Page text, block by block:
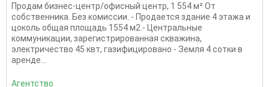
Продам бизнес-центр/офисный центр, 1 554 м² От
собственника. Без комиссии. - Продается здание 4 этажа и
цоколь общая площадь 1554 м2 - Центральные
коммуникации, зарегистрированная скважина,
электричество 45 квт, газифицировано - Земля 4 сотки в
аренде...
Агентство